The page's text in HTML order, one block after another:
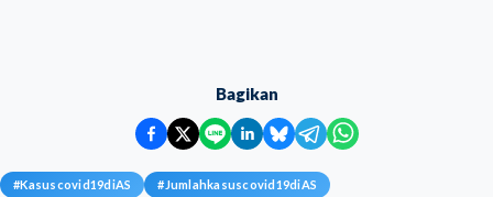
Bagikan
#Kasuscovid19diAS #Jumlahkasuscovid19diAS